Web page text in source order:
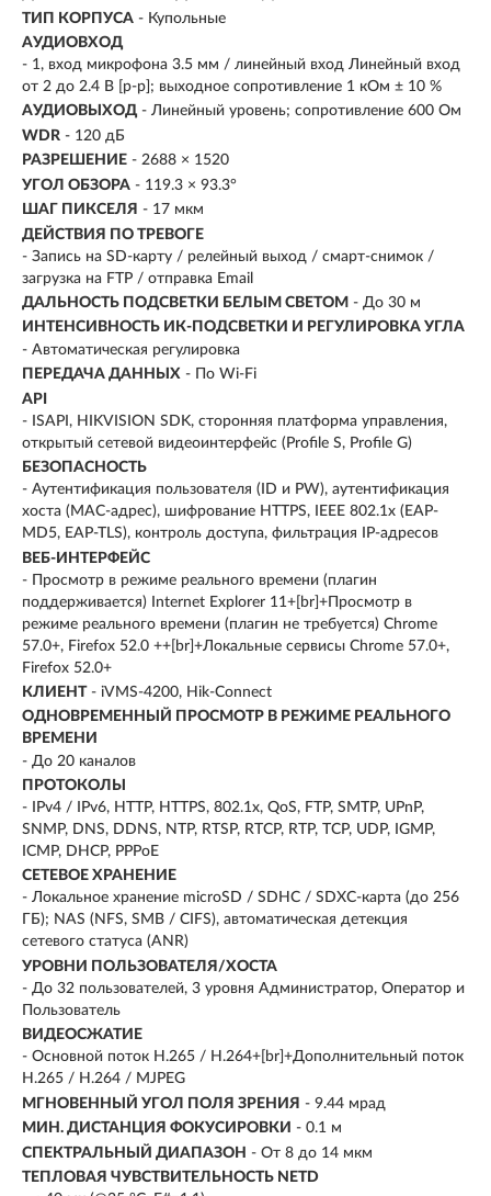
ТИП КОРПУСА - Купольные
АУДИОВХОД
- 1, вход микрофона 3.5 мм / линейный вход Линейный вход
от 2 до 2.4 В [p-p]; выходное сопротивление 1 кОм ± 10 %
АУДИОВЫХОД - Линейный уровень; сопротивление 600 Ом
WDR - 120 дБ
РАЗРЕШЕНИЕ - 2688 × 1520
УГОЛ ОБЗОРА - 119.3 × 93.3°
ШАГ ПИКСЕЛЯ - 17 мкм
ДЕЙСТВИЯ ПО ТРЕВОГЕ
- Запись на SD-карту / релейный выход / смарт-снимок /
загрузка на FTP / отправка Email
ДАЛЬНОСТЬ ПОДСВЕТКИ БЕЛЫМ СВЕТОМ - До 30 м
ИНТЕНСИВНОСТЬ ИК-ПОДСВЕТКИ И РЕГУЛИРОВКА УГЛА
- Автоматическая регулировка
ПЕРЕДАЧА ДАННЫХ - По Wi-Fi
API
- ISAPI, HIKVISION SDK, сторонняя платформа управления,
открытый сетевой видеоинтерфейс (Profile S, Profile G)
БЕЗОПАСНОСТЬ
- Аутентификация пользователя (ID и PW), аутентификация
хоста (MAC-адрес), шифрование HTTPS, IEEE 802.1x (EAP-
MD5, EAP-TLS), контроль доступа, фильтрация IP-адресов
ВЕБ-ИНТЕРФЕЙС
- Просмотр в режиме реального времени (плагин
поддерживается) Internet Explorer 11+[br]+Просмотр в
режиме реального времени (плагин не требуется) Chrome
57.0+, Firefox 52.0 ++[br]+Локальные сервисы Chrome 57.0+,
Firefox 52.0+
КЛИЕНТ - iVMS-4200, Hik-Connect
ОДНОВРЕМЕННЫЙ ПРОСМОТР В РЕЖИМЕ РЕАЛЬНОГО
ВРЕМЕНИ
- До 20 каналов
ПРОТОКОЛЫ
- IPv4 / IPv6, HTTP, HTTPS, 802.1x, QoS, FTP, SMTP, UPnP,
SNMP, DNS, DDNS, NTP, RTSP, RTCP, RTP, TCP, UDP, IGMP,
ICMP, DHCP, PPPoE
СЕТЕВОЕ ХРАНЕНИЕ
- Локальное хранение microSD / SDHC / SDXC-карта (до 256
ГБ); NAS (NFS, SMB / CIFS), автоматическая детекция
сетевого статуса (ANR)
УРОВНИ ПОЛЬЗОВАТЕЛЯ/ХОСТА
- До 32 пользователей, 3 уровня Администратор, Оператор и
Пользователь
ВИДЕОСЖАТИЕ
- Основной поток H.265 / H.264+[br]+Дополнительный поток
H.265 / H.264 / MJPEG
МГНОВЕННЫЙ УГОЛ ПОЛЯ ЗРЕНИЯ - 9.44 мрад
МИН. ДИСТАНЦИЯ ФОКУСИРОВКИ - 0.1 м
СПЕКТРАЛЬНЫЙ ДИАПАЗОН - От 8 до 14 мкм
ТЕПЛОВАЯ ЧУВСТВИТЕЛЬНОСТЬ NETD